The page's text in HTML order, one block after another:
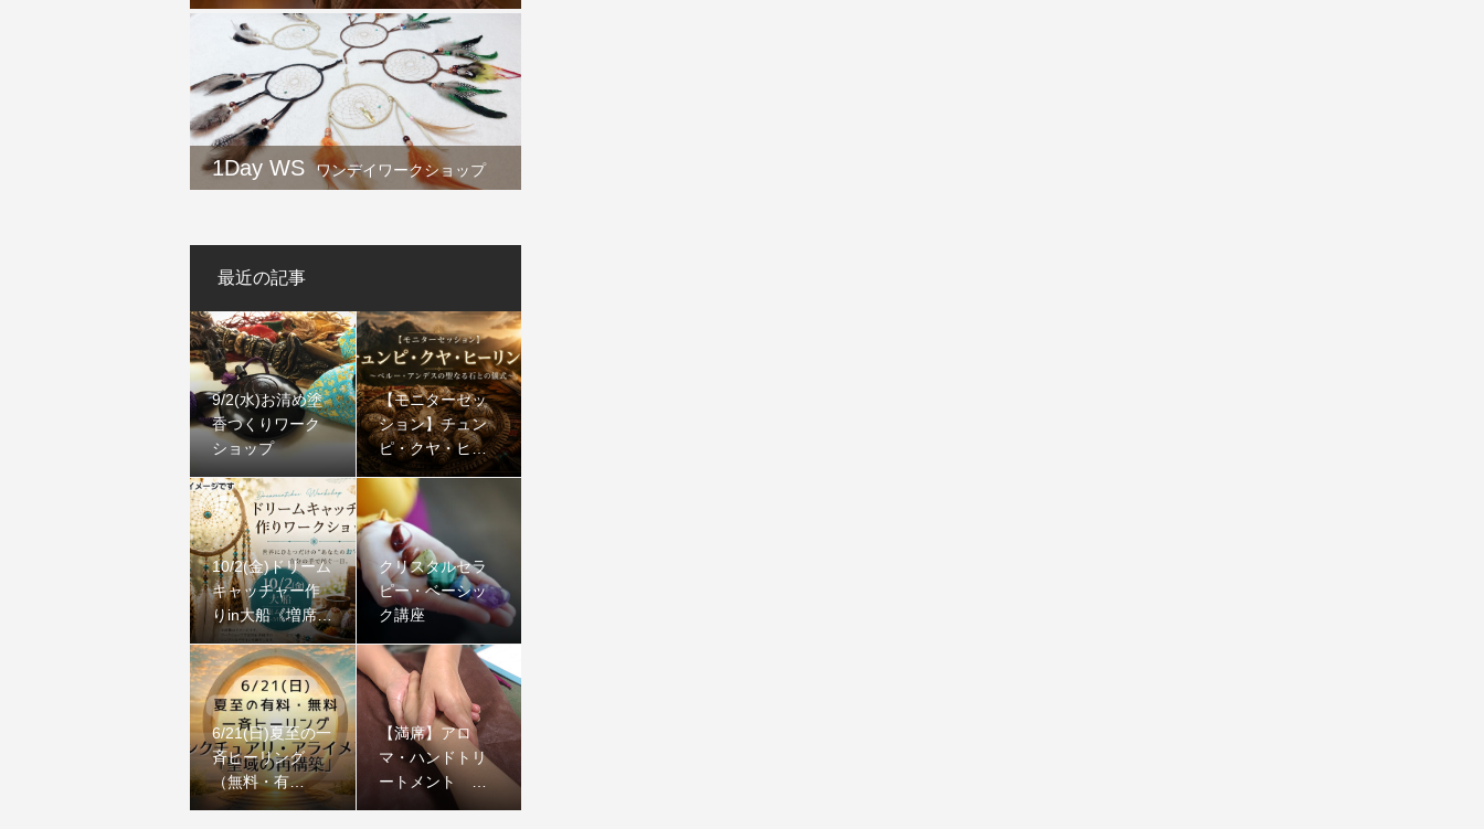
1Day WS ワンデイワークショップ
最近の記事
9/2(水)お清め塗
香つくりワーク
ショップ
【モニターセッ
ション】チュン
ピ・クヤ・ヒー
リング｜ペル
ー・アンデスの
聖なる石
10/2(金)ドリーム
キャッチャー作
りin大船《増席し
ました》
クリスタルセラ
ピー・ベーシッ
ク講座
6/21(日)夏至の一
斉ヒーリング
（無料・有
料）：サンクチ
【満席】アロ
マ・ハンドトリ
ートメント コ